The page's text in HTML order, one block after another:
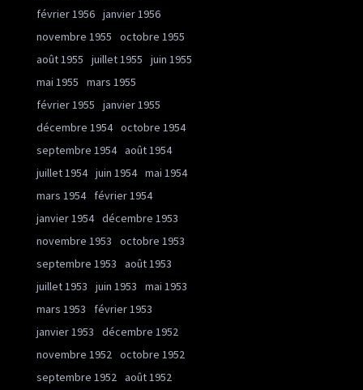
février 1956 janvier 1956
novembre 1955
octobre 1955
août 1955
juillet 1955
juin 1955
mai 1955
mars 1955
février 1955
janvier 1955
décembre 1954 octobre 1954
septembre 1954 août 1954
juillet 1954 juin 1954 mai 1954
mars 1954
février 1954
janvier 1954 décembre 1953
novembre 1953
octobre 1953
septembre 1953
août 1953
juillet 1953
juin 1953
mai 1953
mars 1953
février 1953
janvier 1953
décembre 1952
novembre 1952 octobre 1952
septembre 1952 août 1952